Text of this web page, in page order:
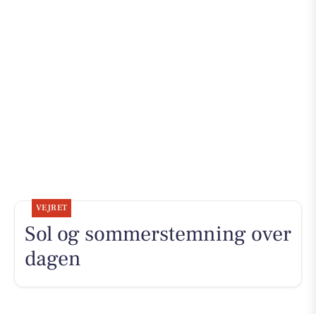
VEJRET
Sol og sommerstemning over
dagen